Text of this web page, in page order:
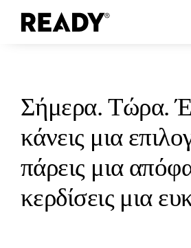
Σήμερα. Τώρα.
κάνεις μια
πάρεις μια
κερδίσεις μια